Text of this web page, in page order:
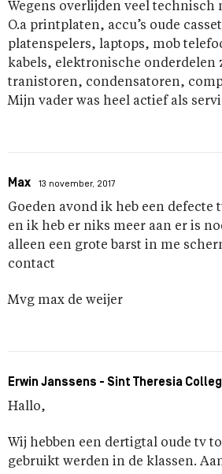
Wegens overlijden veel technisch
O.a printplaten, accu’s oude
platenspelers, laptops, mob
kabels, elektronische onderdelen
tranistoren, condensatoren,
Mijn vader was heel actief als
Max 13 november, 2017
Goeden avond ik heb een defecte
en ik heb er niks meer aan er is
alleen een grote barst in me
contact
Mvg max de weijer
Erwin Janssens - Sint Theresia
Hallo,
Wij hebben een dertigtal oude tv
gebruikt werden in de klassen.